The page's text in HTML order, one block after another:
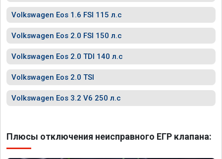
Volkswagen Eos 1.6 FSI 115 л.с
Volkswagen Eos 2.0 FSI 150 л.с
Volkswagen Eos 2.0 TDI 140 л.с
Volkswagen Eos 2.0 TSI
Volkswagen Eos 3.2 V6 250 л.с
Плюсы отключения неисправного ЕГР клапана: